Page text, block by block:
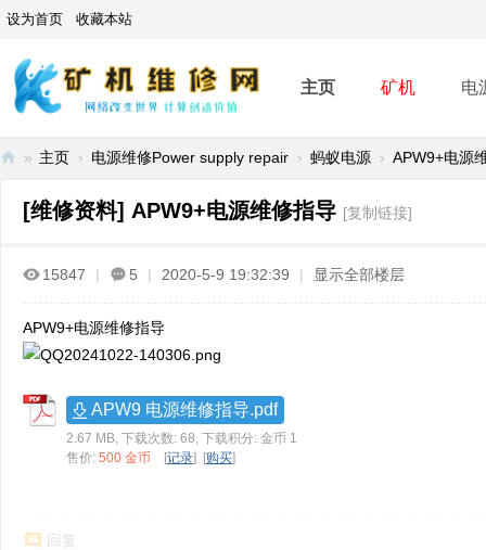
设为首页 收藏本站
主页 矿机 电
» 主页 › 电源维修Power supply repair › 蚂蚁电源 › APW9+电源
[维修资料] APW9+电源维修指导 [复制链接]
15847 | 5 | 2020-5-9 19:32:39 | 显示全部楼层
APW9+电源维修指导
APW9 电源维修指导.pdf
2.67 MB, 下载次数: 68, 下载积分: 金币 1
售价: 500 金币 [记录] [购买]
回复